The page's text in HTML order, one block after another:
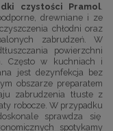
czystości Pramol
drewniane i ze
chłodni oraz
zabrudzeń. W
powierzchni
Często w kuchniach i
jest dezynfekcja bez
obszarze preparatem
zabrudzenia tłuste z
robocze. W przypadku
sprawdza się
spotykamy